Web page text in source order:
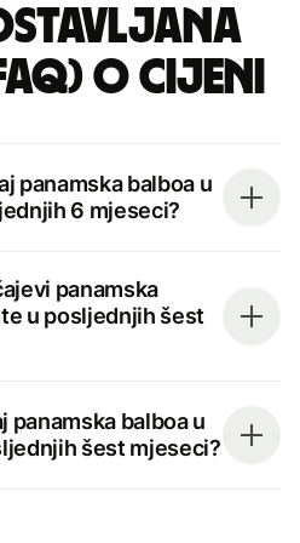
o cijeni
panamska balboa u
6 mjeseci?
panamska
u posljednjih šest
panamska balboa u
šest mjeseci?